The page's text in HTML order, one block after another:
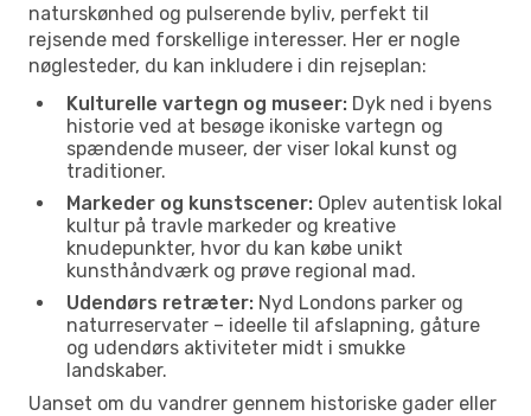
naturskønhed og pulserende byliv, perfekt til
rejsende med forskellige interesser. Her er nogle
nøglesteder, du kan inkludere i din rejseplan:
Kulturelle vartegn og museer: Dyk ned i byens
historie ved at besøge ikoniske vartegn og
spændende museer, der viser lokal kunst og
traditioner.
Markeder og kunstscener: Oplev autentisk lokal
kultur på travle markeder og kreative
knudepunkter, hvor du kan købe unikt
kunsthåndværk og prøve regional mad.
Udendørs retræter: Nyd Londons parker og
naturreservater – ideelle til afslapning, gåture
og udendørs aktiviteter midt i smukke
landskaber.
Uanset om du vandrer gennem historiske gader eller